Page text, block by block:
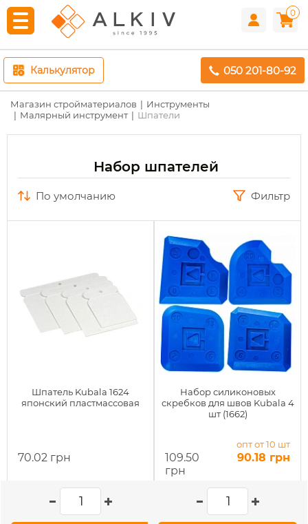
0
Калькулятор 050 201-80-92
Магазин стройматериалов
Инструменты
Малярный инструмент
Шпатели
Набор шпателей
по умолчанию Фильтр
Шпатель Kubala 1624
японский пластмассовая
70.02 грн
Набор силиконовых
скребков для швов Kubala 4
шт (1662)
109.50
грн
опт от 10 шт
90.18 грн